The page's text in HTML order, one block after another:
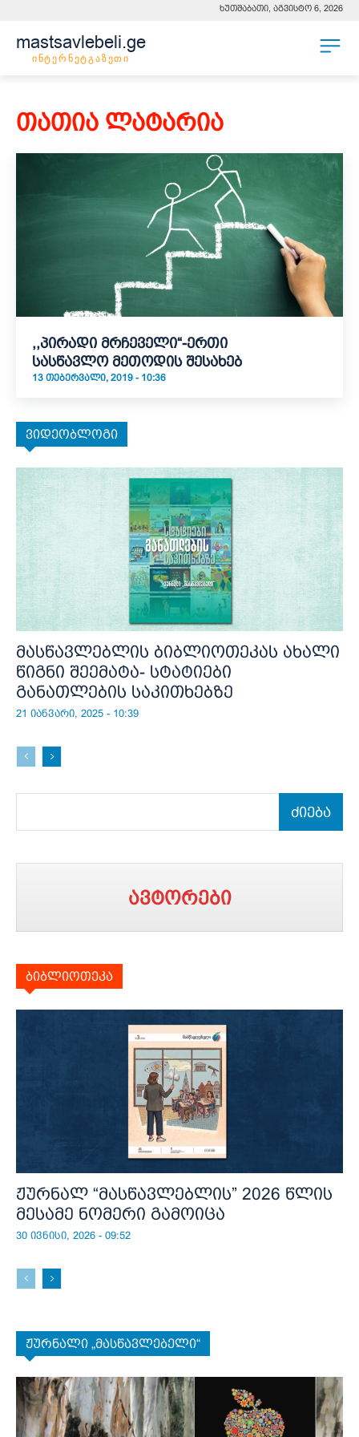
ხუთშაბათი, აგვისტო 6, 2026
mastsavlebeli.ge
ინტერნეტგაზეთი
თათია ლატარია
,,პირადი მრჩეველი“-ერთი
სასწავლო მეთოდის შესახებ
13 ᲗᲔᲑᲔᲠᲕᲐᲚᲘ, 2019 - 10:36
ვიდეობლოგი
მასწავლებლის ბიბლიოთეკას ახალი
წიგნი შეემატა- სტატიები
განათლების საკითხებზე
21 იანვარი, 2025 - 10:39
ძიება
ავტორები
ბიბლიოთეკა
ჟურნალ “მასწავლებლის” 2026 წლის
მესამე ნომერი გამოიცა
30 ივნისი, 2026 - 09:52
ჟურნალი „მასწავლებელი“